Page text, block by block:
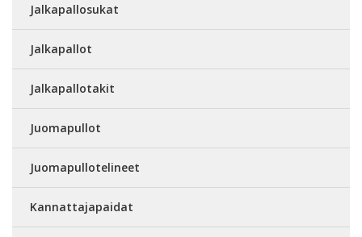
Jalkapallosukat
Jalkapallot
Jalkapallotakit
Juomapullot
Juomapullotelineet
Kannattajapaidat